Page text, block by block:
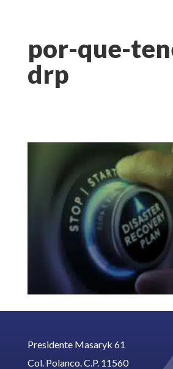
por-que-
drp
Presidente Masaryk 61
Col. Polanco. C.P. 11560